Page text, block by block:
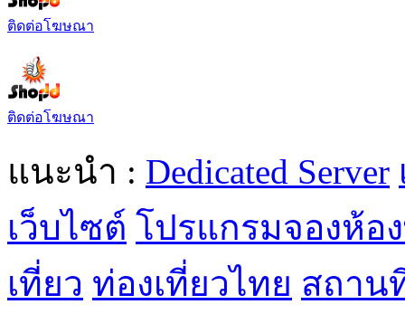
ติดต่อโฆษณา
ติดต่อโฆษณา
แนะนำ : Dedicated Server
เว็บไซต์ โปรแกรมจองห้อ
เที่ยว ท่องเที่ยวไทย สถาน